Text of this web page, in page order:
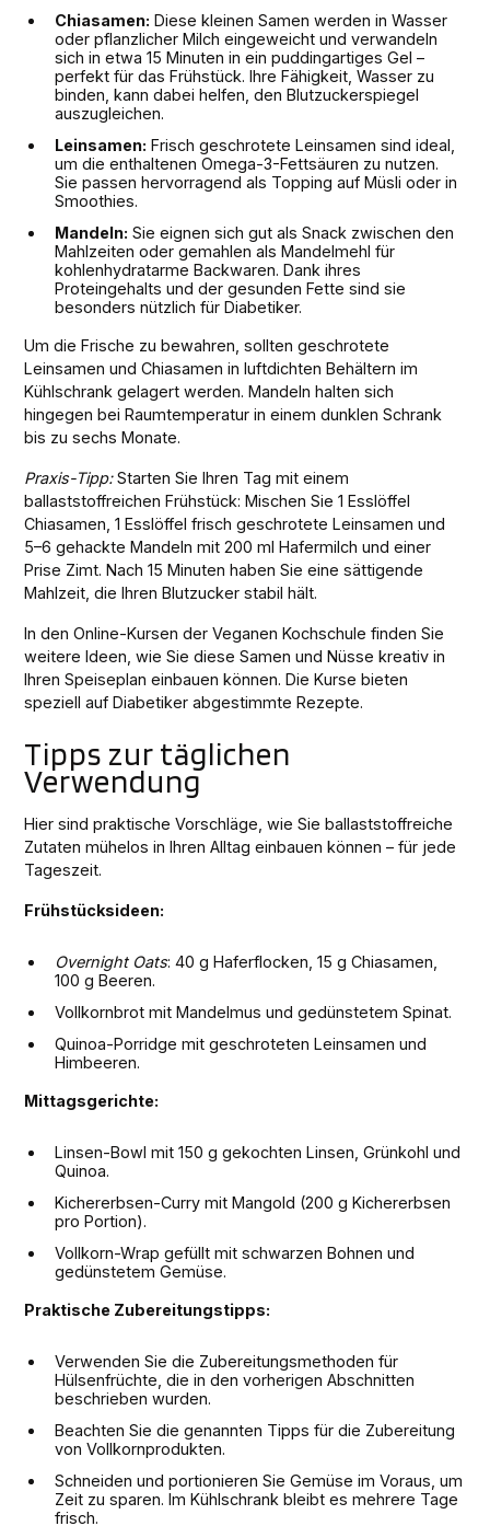
Chiasamen: Diese kleinen Samen werden in Wasser
oder pflanzlicher Milch eingeweicht und verwandeln
sich in etwa 15 Minuten in ein puddingartiges Gel –
perfekt für das Frühstück. Ihre Fähigkeit, Wasser zu
binden, kann dabei helfen, den Blutzuckerspiegel
auszugleichen.
Leinsamen: Frisch geschrotete Leinsamen sind ideal,
um die enthaltenen Omega-3-Fettsäuren zu nutzen.
Sie passen hervorragend als Topping auf Müsli oder in
Smoothies.
Mandeln: Sie eignen sich gut als Snack zwischen den
Mahlzeiten oder gemahlen als Mandelmehl für
kohlenhydratarme Backwaren. Dank ihres
Proteingehalts und der gesunden Fette sind sie
besonders nützlich für Diabetiker.
Um die Frische zu bewahren, sollten geschrotete
Leinsamen und Chiasamen in luftdichten Behältern im
Kühlschrank gelagert werden. Mandeln halten sich
hingegen bei Raumtemperatur in einem dunklen Schrank
bis zu sechs Monate.
Praxis-Tipp:Starten Sie Ihren Tag mit einem
ballaststoffreichen Frühstück: Mischen Sie 1 Esslöffel
Chiasamen, 1 Esslöffel frisch geschrotete Leinsamen und
5–6 gehackte Mandeln mit 200 ml Hafermilch und einer
Prise Zimt. Nach 15 Minuten haben Sie eine sättigende
Mahlzeit, die Ihren Blutzucker stabil hält.
In den Online-Kursen der Veganen Kochschule finden Sie
weitere Ideen, wie Sie diese Samen und Nüsse kreativ in
Ihren Speiseplan einbauen können. Die Kurse bieten
speziell auf Diabetiker abgestimmte Rezepte.
Tipps zur täglichen
Verwendung
Hier sind praktische Vorschläge, wie Sie ballaststoffreiche
Zutaten mühelos in Ihren Alltag einbauen können – für jede
Tageszeit.
Frühstücksideen:
Overnight Oats: 40 g Haferflocken, 15 g Chiasamen,
100 g Beeren.
Vollkornbrot mit Mandelmus und gedünstetem Spinat.
Quinoa-Porridge mit geschroteten Leinsamen und
Himbeeren.
Mittagsgerichte:
Linsen-Bowl mit 150 g gekochten Linsen, Grünkohl und
Quinoa.
Kichererbsen-Curry mit Mangold (200 g Kichererbsen
pro Portion).
Vollkorn-Wrap gefüllt mit schwarzen Bohnen und
gedünstetem Gemüse.
Praktische Zubereitungstipps:
Verwenden Sie die Zubereitungsmethoden für
Hülsenfrüchte, die in den vorherigen Abschnitten
beschrieben wurden.
Beachten Sie die genannten Tipps für die Zubereitung
von Vollkornprodukten.
Schneiden und portionieren Sie Gemüse im Voraus, um
Zeit zu sparen. Im Kühlschrank bleibt es mehrere Tage
frisch.